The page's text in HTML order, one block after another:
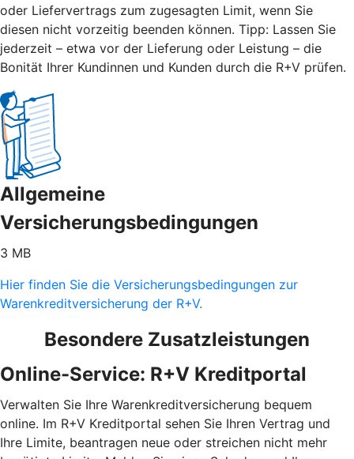
oder Liefervertrags zum zugesagten Limit, wenn Sie
diesen nicht vorzeitig beenden können. Tipp: Lassen Sie
jederzeit – etwa vor der Lieferung oder Leistung – die
Bonität Ihrer Kundinnen und Kunden durch die R+V prüfen.
Allgemeine
Versicherungsbedingungen
3 MB
Hier finden Sie die Versicherungsbedingungen zur
Warenkreditversicherung der R+V.
Besondere Zusatzleistungen
Online-Service: R+V Kreditportal
Verwalten Sie Ihre Warenkreditversicherung bequem
online. Im R+V Kreditportal sehen Sie Ihren Vertrag und
Ihre Limite, beantragen neue oder streichen nicht mehr